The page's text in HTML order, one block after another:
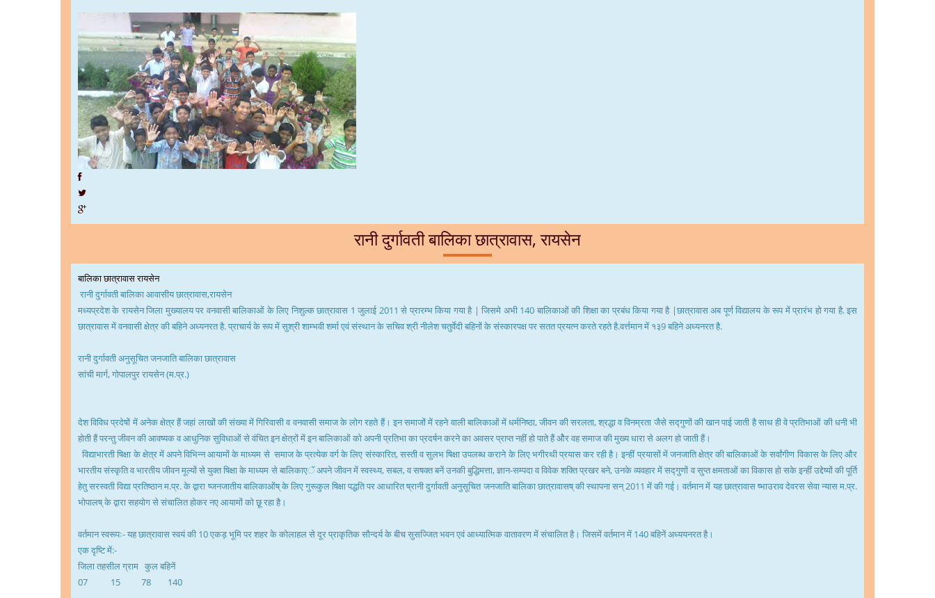
रानी दुर्गावती बालिका छात्रावास, रायसेन
बालिका छात्रावास रायसेन
रानी दुर्गावती बालिका आवासीय छात्रावास,रायसेन
मध्यप्रदेश के रायसेन जिला मुख्यालय पर वनवासी बालिकाओं के लिए निशुल्क छात्रावास 1 जुलाई 2011 से प्रारम्भ किया गया है | जिसमे अभी 140 बालिकाओं की शिक्षा का प्रबंध किया गया है |छात्रावास अब पूर्ण विद्यालय के रूप में प्रारंभ हो गया है. इस
छात्रावास में वनवासी क्षेत्र की बहिने अध्यनरत है. प्राचार्य के रूप में सुश्री शाम्भवी शर्मा एवं संस्थान के सचिव श्री नीलेश चतुर्वेदी बहिनों के संस्कारपक्ष पर सतत प्रयत्न करते रहते है.वर्त्तमान में १३9 बहिने अध्यनरत है.
रानी दुर्गावती अनुसूचित जनजाति बालिका छात्रावास
सांची मार्ग, गोपालपुर रायसेन (म.प्र.)
देश विविध प्रदेषों में अनेक क्षेत्र हैं जहां लाखों की संख्या में गिरिवासी व वनवासी समाज के लोग रहते हैं। इन समाजों में रहने वाली बालिकाओं में धर्मनिष्ठा, जीवन की सरलता, श्रद्धा व विनम्रता जैसे सद्गुणों की खान पाई जाती है साथ ही वे प्रतिभाओं की धनी भी
होती हैं परन्तु जीवन की आवष्यक व आधुनिक सुविधाओं से वंचित इन क्षेत्रों में इन बालिकाओं को अपनी प्रतिभा का प्रदर्षन करने का अवसर प्राप्त नहीं हो पाते हैं औेर वह समाज की मुख्य धारा से अलग हो जाती हैं।
विद्याभारती षिक्षा के क्षेत्र में अपने विभिन्न आयामों के माध्यम से समाज के प्रत्येक वर्ग के लिए संस्कारित, सस्ती व सुलभ षिक्षा उपलब्ध कराने के लिए भगीरथी प्रयास कर रही है। इन्हीं प्रयासों में जनजाति क्षेत्र की बालिकाओं के सर्वांगीण विकास के लिए और
भारतीय संस्कृति व भारतीय जीवन मूल्यों से युक्त षिक्षा के माध्यम से बालिकाएॅ अपने जीवन में स्वस्थ्य, सबल, व सषक्त बनें उनकी बुद्धिमत्ता, ज्ञान-सम्पदा व विवेक शक्ति प्रखर बने, उनके व्यवहार में सद्गुणों व सुप्त क्षमताओं का विकास हो सके इन्हीं उद्देष्यों की पूर्ति
हेतु सरस्वती विद्या प्रतिष्ठान म.प्र. के द्वारा ष्जनजातीय बालिकाओंष् के लिए गुरूकुल षिक्षा पद्धति पर आधारित ष्रानी दुर्गावती अनुसूचित जनजाति बालिका छात्रावासष् की स्थापना सन् 2011 में की गई। वर्तमान में यह छात्रावास ष्भाउराव देवरस सेवा न्यास म.प्र.
भोपालष् के द्वारा सहयोग से संचालित होकर नए आयामों को छू़ रहा है।
वर्तमान स्वरूपः- यह छात्रावास स्वयं की 10 एकड़ भूमि पर शहर के कोलाहल से दूर प्राकृतिक सौन्दर्य के बीच सुसज्जित भवन एवं आध्यात्मिक वातावरण में संचालित है। जिसमें वर्तमान में 140 बहिनें अध्ययनरत है।
एक दृष्टि में:-
जिला तहसील ग्राम कुल बहिनें
07 15 78 140